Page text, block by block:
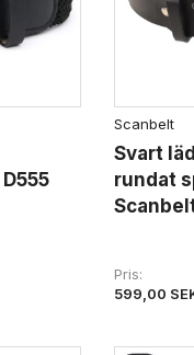
Scanbelt
Svart
rundat
Pris
599,00